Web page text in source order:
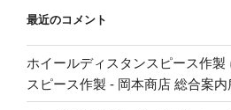
最近のコメント
ホイールディスタンスピース作製
スピース作製 - 岡本商店 総合案内